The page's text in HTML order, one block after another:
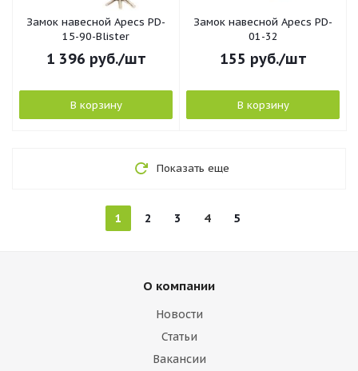
Замок навесной Apecs PD-
15-90-Blister
1 396 руб./шт
В корзину
Замок навесной Apecs PD-
01-32
155 руб./шт
В корзину
Показать еще
1 2 3 4 5
О компании
Новости
Статьи
Вакансии